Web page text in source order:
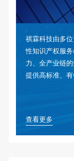
祺霖科技由多
性知识产权服
力、全产业链
提供高标准、有
查看更多